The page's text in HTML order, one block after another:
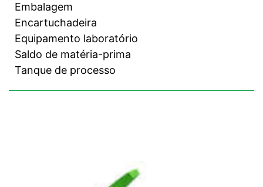
Embalagem
Encartuchadeira
Equipamento laboratório
Saldo de matéria-prima
Tanque de processo